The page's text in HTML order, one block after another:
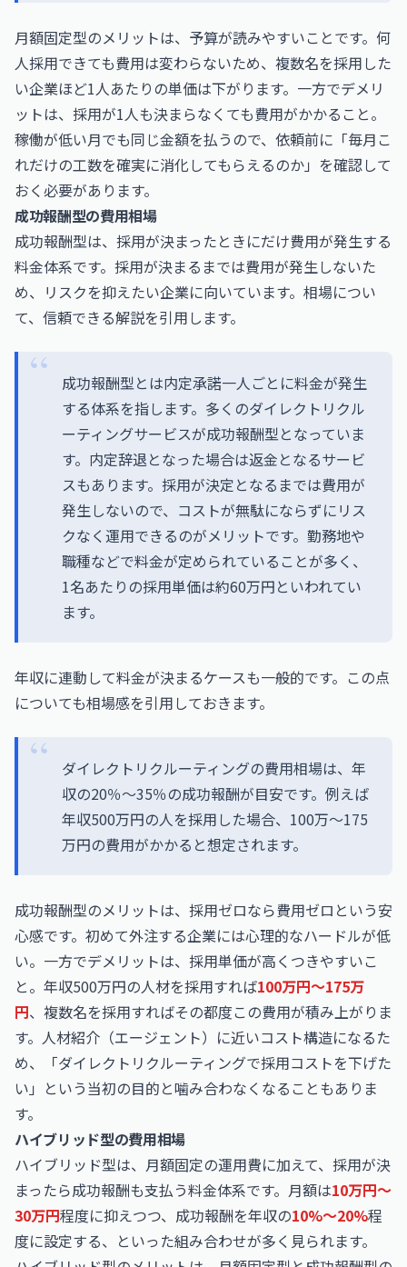
月額固定型のメリットは、予算が読みやすいことです。何
人採用できても費用は変わらないため、複数名を採用した
い企業ほど1人あたりの単価は下がります。一方でデメリ
ットは、採用が1人も決まらなくても費用がかかること。
稼働が低い月でも同じ金額を払うので、依頼前に「毎月こ
れだけの工数を確実に消化してもらえるのか」を確認して
おく必要があります。
成功報酬型の費用相場
成功報酬型は、採用が決まったときにだけ費用が発生する
料金体系です。採用が決まるまでは費用が発生しないた
め、リスクを抑えたい企業に向いています。相場につい
て、信頼できる解説を引用します。
成功報酬型とは内定承諾一人ごとに料金が発生
する体系を指します。多くのダイレクトリクル
ーティングサービスが成功報酬型となっていま
す。内定辞退となった場合は返金となるサービ
スもあります。採用が決定となるまでは費用が
発生しないので、コストが無駄にならずにリス
クなく運用できるのがメリットです。勤務地や
職種などで料金が定められていることが多く、
1名あたりの採用単価は約60万円といわれてい
ます。
年収に連動して料金が決まるケースも一般的です。この点
についても相場感を引用しておきます。
ダイレクトリクルーティングの費用相場は、年
収の20％〜35％の成功報酬が目安です。例えば
年収500万円の人を採用した場合、100万〜175
万円の費用がかかると想定されます。
成功報酬型のメリットは、採用ゼロなら費用ゼロという安
心感です。初めて外注する企業には心理的なハードルが低
い。一方でデメリットは、採用単価が高くつきやすいこ
と。年収500万円の人材を採用すれば100万円〜175万
円、複数名を採用すればその都度この費用が積み上がりま
す。人材紹介（エージェント）に近いコスト構造になるた
め、「ダイレクトリクルーティングで採用コストを下げた
い」という当初の目的と噛み合わなくなることもありま
す。
ハイブリッド型の費用相場
ハイブリッド型は、月額固定の運用費に加えて、採用が決
まったら成功報酬も支払う料金体系です。月額は10万円〜
30万円程度に抑えつつ、成功報酬を年収の10%〜20%程
度に設定する、といった組み合わせが多く見られます。